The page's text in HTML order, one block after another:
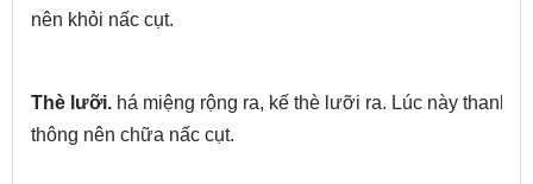
nên khỏi nấc cụt.
Thè lưỡi. há miệng rộng ra, kế thè lưỡi ra. Lúc này thanh
thông nên chữa nấc cụt.